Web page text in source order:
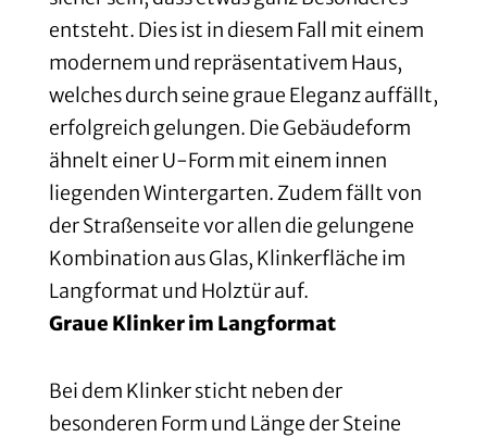
entsteht. Dies ist in diesem Fall mit einem
modernem und repräsentativem Haus,
welches durch seine graue Eleganz auffällt,
erfolgreich gelungen. Die Gebäudeform
ähnelt einer U-Form mit einem innen
liegenden Wintergarten. Zudem fällt von
der Straßenseite vor allen die gelungene
Kombination aus Glas, Klinkerfläche im
Langformat und Holztür auf.
Graue Klinker im Langformat
Bei dem Klinker sticht neben der
besonderen Form und Länge der Steine